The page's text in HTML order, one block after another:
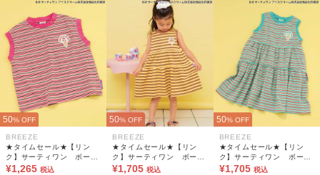
50% OFF
BREEZE
★タイムセール★【リン
ク】サーティワン ボーダ
ータンクトップ
¥1,265 税込
50% OFF
BREEZE
★タイムセール★【リン
ク】サーティワン ボーダ
ーノースリーブワンピ
¥1,705 税込
50% OFF
BREEZE
★タイムセール★【リン
ク】サーティワン ボーダ
ーノースリーブワンピ
¥1,705 税込